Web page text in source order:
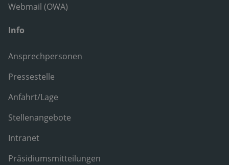
Webmail (OWA)
Info
Ansprechpersonen
Pressestelle
Anfahrt/Lage
Stellenangebote
Intranet
Präsidiumsmitteilungen